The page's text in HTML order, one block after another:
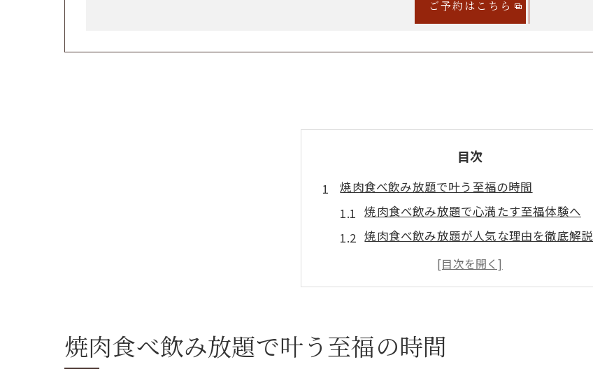
ご予約はこちら
目次
焼肉食べ飲み放題で叶う至福の時間
焼肉食べ飲み放題で心満たす至福体験へ
焼肉食べ飲み放題が人気な理由を徹底解説
焼肉食べ飲み放題で味わう贅沢なひととき
焼肉食べ飲み放題の充実メニューを堪能
満足度アップの焼肉食べ飲み放題術
焼肉食べ飲み放題で満足度を高める選び方
焼肉食べ飲み放題で叶う至福の時間